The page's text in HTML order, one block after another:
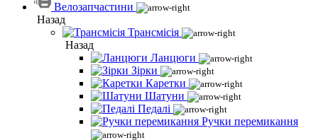
Велозапчастини
Назад
Трансмісія
Назад
Ланцюги
Зірки
Каретки
Шатуни
Педалі
Ручки перемикання